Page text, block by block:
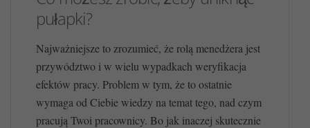
pułapki?
Najważniejsze to zrozumieć, że rolą menedżera jest
przywództwo i w wielu wypadkach weryfikacja
efektów pracy. Problem w tym, że to ostatnie
wymaga od Ciebie wiedzy na temat tego, nad czym
pracują Twoi pracownicy. Bo jak inaczej skutecznie